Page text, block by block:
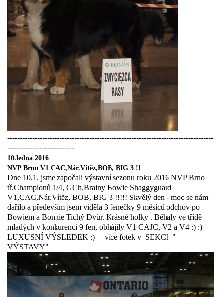
-----------------------------------------------------------------------------------
---------------------------
10.ledna 2016
NVP Brno V1 CAC,Nár.Vítěz,BOB, BIG 3 !!
Dne 10.1. jsme započali výstavní sezonu roku 2016 NVP Brno
tř.Championů 1/4, GCh.Brainy Bowie Shaggyguard
V1,CAC,Nár.Vítěz, BOB, BIG 3 !!!!! Skvělý den - moc se nám
dařilo a především jsem viděla 3 fenečky 9 měsíců odchov po
Bowiem a Bonnie Tichý Dvůr. Krásné holky . Běhaly ve třídě
mladých v konkurenci 9 fen, obhájily V1 CAJC, V2 a V4 :) :)
LUXUSNÍ VÝSLEDEK :) více fotek v SEKCI "
VÝSTAVY"